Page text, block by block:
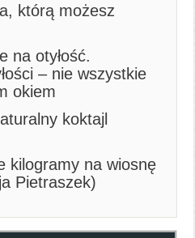
którą możesz
na otyłość.
– nie wszystkie
okiem
koktajl
kilogramy na wiosnę
Pietraszek)